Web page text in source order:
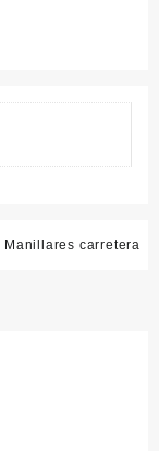
Manillares carretera